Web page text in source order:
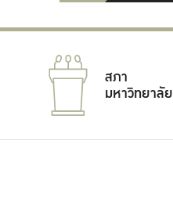
สภา
มหาวิทยาลัย